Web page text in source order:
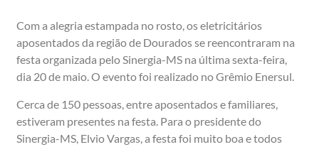
Com a alegria estampada no rosto, os eletricitários
aposentados da região de Dourados se reencontraram na
festa organizada pelo Sinergia-MS na última sexta-feira,
dia 20 de maio. O evento foi realizado no Grêmio Enersul.
Cerca de 150 pessoas, entre aposentados e familiares,
estiveram presentes na festa. Para o presidente do
Sinergia-MS, Elvio Vargas, a festa foi muito boa e todos